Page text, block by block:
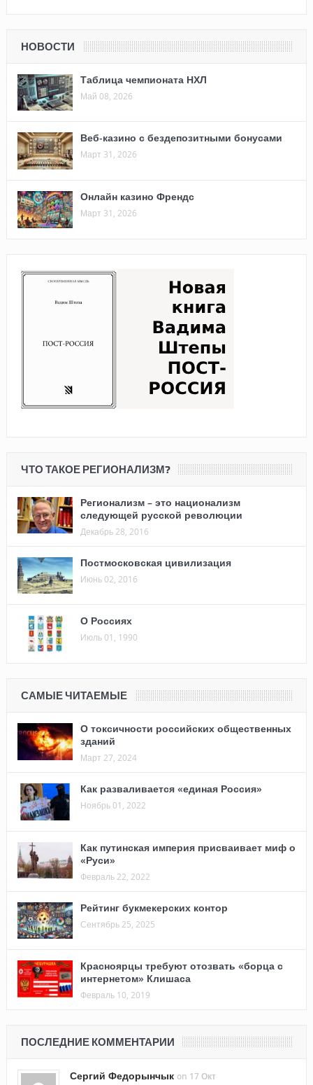
НОВОСТИ
Таблица чемпионата НХЛ
Май 08, 2026
Веб-казино с бездепозитными бонусами
Март 31, 2026
Онлайн казино Френдс
Март 31, 2026
ЧТО ТАКОЕ РЕГИОНАЛИЗМ?
Регионализм – это национализм
следующей русской революции
Декабрь 28, 2016
Постмосковская цивилизация
Июнь 02, 2016
О Россиях
Июль 01, 1990
САМЫЕ ЧИТАЕМЫЕ
О токсичности российских общественных
зданий
Март 27, 2024
Как разваливается «единая Россия»
Ноябрь 01, 2022
Как путинская империя присваивает миф о
«Руси»
Февраль 22, 2022
Рейтинг букмекерских контор
Сентябрь 25, 2025
Красноярцы требуют отозвать «борца с
интернетом» Клишаса
Февраль 10, 2019
ПОСЛЕДНИЕ КОММЕНТАРИИ
Сергий Федорынчык on 17 Окт